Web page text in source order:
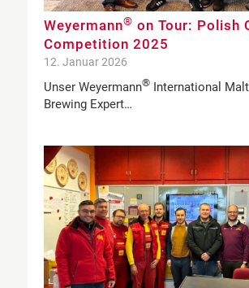
Weyermann® on Tour: Polish
Competition 2025
12. Januar 2026
Unser Weyermann®International
Brewing Expert…